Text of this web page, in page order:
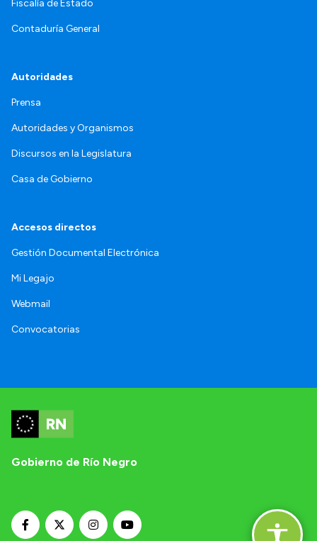
Fiscalía de Estado
Contaduría General
Autoridades
Prensa
Autoridades y Organismos
Discursos en la Legislatura
Casa de Gobierno
Accesos directos
Gestión Documental Electrónica
Mi Legajo
Webmail
Convocatorias
Gobierno de Río Negro